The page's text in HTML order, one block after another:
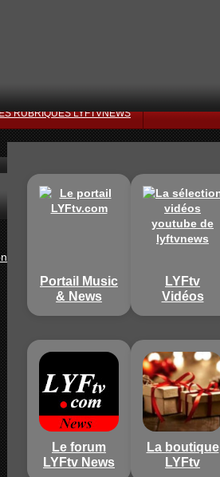
RUBRIQUES LYFTVNEWS
Portail Music
& News
LYFtv
Vidéos
Le forum
LYFtv News
La boutique
LYFtv